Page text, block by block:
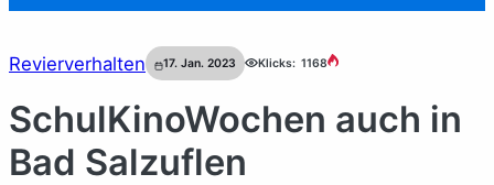
Revierverhalten 17. Jan. 2023 Klicks: 1168
SchulKinoWochen auch in
Bad Salzuflen